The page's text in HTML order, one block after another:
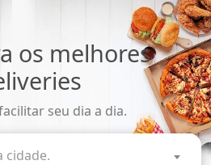
os melhores
seu dia a dia.
cidade.